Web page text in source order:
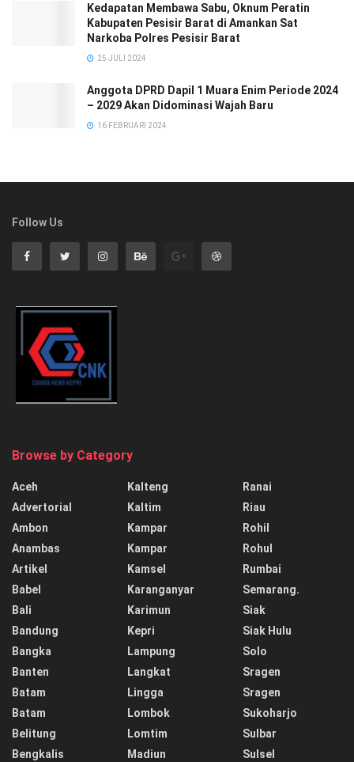
Kedapatan Membawa Sabu, Oknum Peratin
Kabupaten Pesisir Barat di Amankan Sat
Narkoba Polres Pesisir Barat
25 JULI 2024
Anggota DPRD Dapil 1 Muara Enim Periode 2024
– 2029 Akan Didominasi Wajah Baru
16 FEBRUARI 2024
Follow Us
Browse by Category
Aceh
Advertorial
Ambon
Anambas
Artikel
Babel
Bali
Bandung
Bangka
Banten
Batam
Batam
Belitung
Bengkalis
Kalteng
Kaltim
Kampar
Kampar
Kamsel
Karanganyar
Karimun
Kepri
Lampung
Langkat
Lingga
Lombok
Lomtim
Madiun
Ranai
Riau
Rohil
Rohul
Rumbai
Semarang.
Siak
Siak Hulu
Solo
Sragen
Sragen
Sukoharjo
Sulbar
Sulsel